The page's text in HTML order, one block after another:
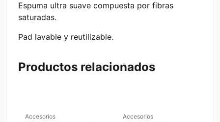
Espuma ultra suave compuesta por fibras
saturadas.
Pad lavable y reutilizable.
Productos relacionados
Accesorios
Accesorios